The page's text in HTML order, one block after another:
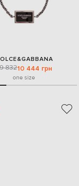
83210 444 грн
one size